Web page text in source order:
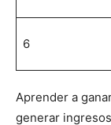
6
Aprender a
generar